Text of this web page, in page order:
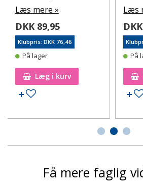
Læs mere »
DKK 89,95
Klubpris: DKK 76,46
På lager
Læg i kurv
Tilføj til ønskeseddel
Læs
På
Få mere faglig